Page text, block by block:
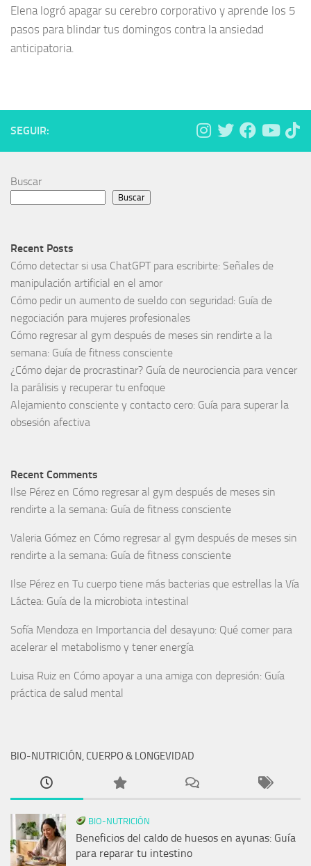
Elena logró apagar su cerebro corporativo y aprende los 5
pasos para blindar tus domingos contra la ansiedad
anticipatoria.
SEGUIR:
Buscar
Buscar
Recent Posts
Cómo detectar si usa ChatGPT para escribirte: Señales de
manipulación artificial en el amor
Cómo pedir un aumento de sueldo con seguridad: Guía de
negociación para mujeres profesionales
Cómo regresar al gym después de meses sin rendirte a la
semana: Guía de fitness consciente
¿Cómo dejar de procrastinar? Guía de neurociencia para vencer
la parálisis y recuperar tu enfoque
Alejamiento consciente y contacto cero: Guía para superar la
obsesión afectiva
Recent Comments
Ilse Pérez en Cómo regresar al gym después de meses sin
rendirte a la semana: Guía de fitness consciente
Valeria Gómez en Cómo regresar al gym después de meses sin
rendirte a la semana: Guía de fitness consciente
Ilse Pérez en Tu cuerpo tiene más bacterias que estrellas la Vía
Láctea: Guía de la microbiota intestinal
Sofía Mendoza en Importancia del desayuno: Qué comer para
acelerar el metabolismo y tener energía
Luisa Ruiz en Cómo apoyar a una amiga con depresión: Guía
práctica de salud mental
BIO-NUTRICIÓN, CUERPO & LONGEVIDAD
BIO-NUTRICIÓN
Beneficios del caldo de huesos en ayunas: Guía
para reparar tu intestino